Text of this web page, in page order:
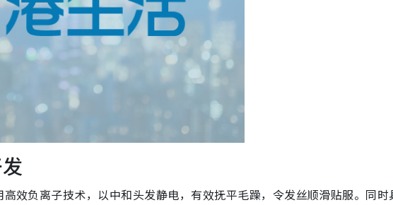
效负离子技术，以中和头发静电，有效抚平毛躁，令发丝顺滑贴服。同时